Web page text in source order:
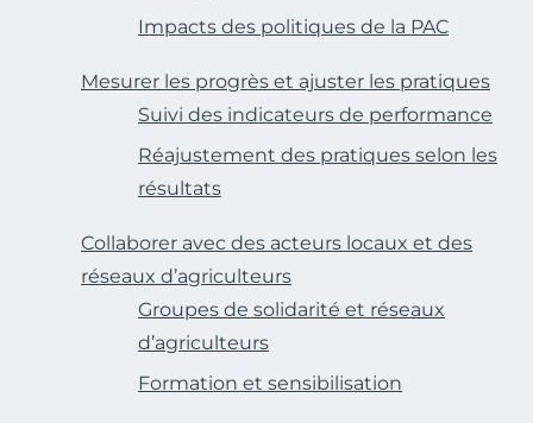
Impacts des politiques de la PAC
Mesurer les progrès et ajuster les pratiques
Suivi des indicateurs de performance
Réajustement des pratiques selon les
résultats
Collaborer avec des acteurs locaux et des
réseaux d’agriculteurs
Groupes de solidarité et réseaux
d’agriculteurs
Formation et sensibilisation